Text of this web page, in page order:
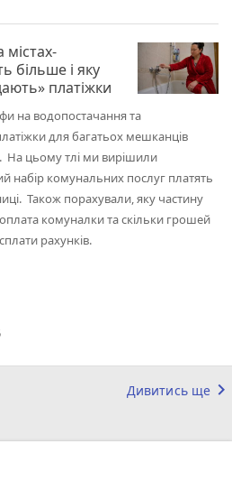
містах-
більше і яку
платіжки
на водопостачання та
для багатьох мешканців
На цьому тлі ми вирішили
набір комунальних послуг платять
Також порахували, яку частину
комуналки та скільки грошей
рахунків.
Дивитись ще keyboard_arrow_right